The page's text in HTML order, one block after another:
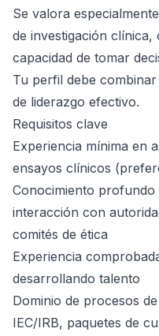
Se valora
de investigación
capacidad de tomar
Tu perfil debe
de liderazgo efectivo.
Requisitos clave
Experiencia mínima en
ensayos clínicos
Conocimiento profundo
interacción con
comités de ética
Experiencia
desarrollando talento
Dominio de procesos
IEC/IRB, paquetes de